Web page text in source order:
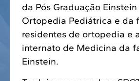
da Pós Graduação
Ortopedia Pediátrica e da
residentes de ortopedia e
internato de Medicina da
Einstein.